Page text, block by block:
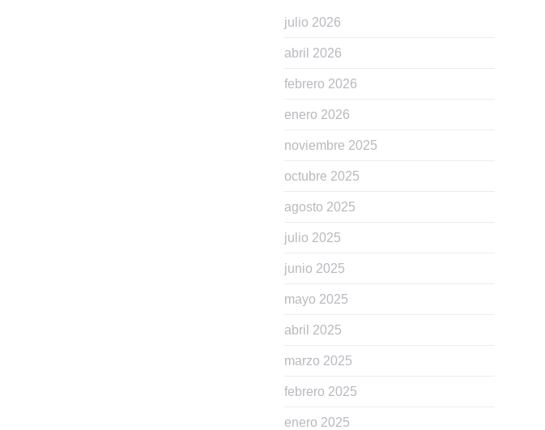
julio 2026
abril 2026
febrero 2026
enero 2026
noviembre 2025
octubre 2025
agosto 2025
julio 2025
junio 2025
mayo 2025
abril 2025
marzo 2025
febrero 2025
enero 2025